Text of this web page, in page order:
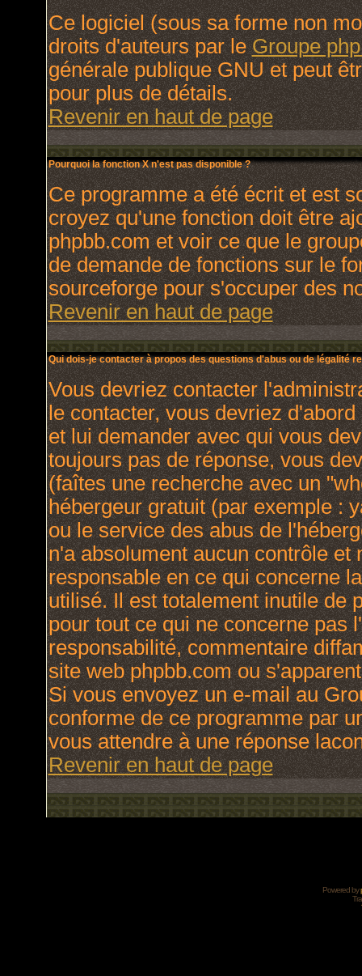
Ce logiciel (sous sa forme non
droits d'auteurs par leGroupe
générale publique GNU et peut
pour plus de détails.
Revenir en haut de page
Pourquoi la fonction X n'est pas disponible ?
Ce programme a été écrit et est
croyez qu'une fonction doit être
phpbb.com et voir ce que le
de demande de fonctions sur le
sourceforge pour s'occuper des
Revenir en haut de page
Qui dois-je contacter à propos des questions d'abus ou de légalité
Vous devriez contacter
le contacter, vous devriez
et lui demander avec qui vous
toujours pas de réponse, vous
(faîtes une recherche avec un
hébergeur gratuit (par exemple :
ou le service des abus de
n'a absolument aucun contrôle et
responsable en ce qui concerne
utilisé. Il est totalement inutile de
pour tout ce qui ne concerne pas
responsabilité, commentaire
site web phpbb.com ou
Si vous envoyez un e-mail au
conforme de ce programme par
vous attendre à une réponse
Revenir en haut de page
Powered by